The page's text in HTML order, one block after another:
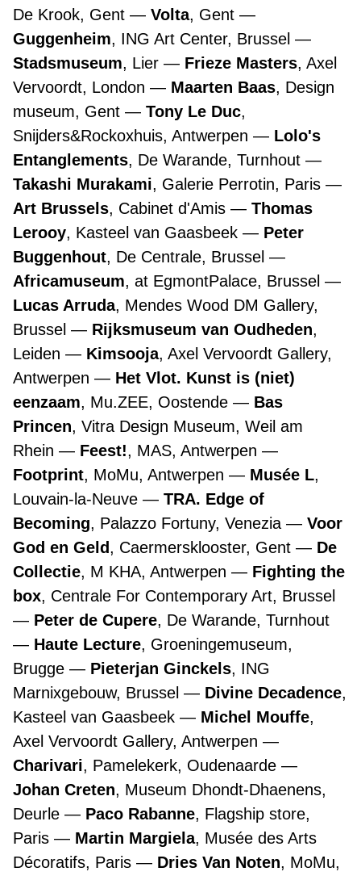
De Krook, Gent
Volta, Gent
Guggenheim, ING Art Center, Brussel
Stadsmuseum, Lier Frieze Masters, Axel
Vervoordt, London
Maarten Baas, Design
museum, Gent
Tony Le Duc,
Snijders&Rockoxhuis, Antwerpen
Lolo's
Entanglements, De Warande, Turnhout
Takashi Murakami, Galerie Perrotin, Paris
Art Brussels, Cabinet d'Amis
Thomas
Lerooy, Kasteel van Gaasbeek
Peter
Buggenhout, De Centrale, Brussel
Africamuseum, at EgmontPalace, Brussel
Lucas Arruda, Mendes Wood DM Gallery,
Brussel
Rijksmuseum van Oudheden,
Leiden
Kimsooja, Axel Vervoordt Gallery,
Antwerpen
Het Vlot. Kunst is (niet)
eenzaam, Mu.ZEE, Oostende
Bas
Princen, Vitra Design Museum, Weil am
Rhein
Feest!, MAS, Antwerpen
Footprint, MoMu, Antwerpen Musée L,
Louvain-la-Neuve
TRA. Edge of
Becoming, Palazzo Fortuny, Venezia
Voor
God en Geld, Caermersklooster, Gent
De
Collectie, M KHA, Antwerpen
Fighting the
box, Centrale For Contemporary Art, Brussel
Peter de Cupere, De Warande, Turnhout
Haute Lecture, Groeningemuseum,
Brugge
Pieterjan Ginckels, ING
Marnixgebouw, Brussel
Divine Decadence,
Kasteel van Gaasbeek
Michel Mouffe,
Axel Vervoordt Gallery, Antwerpen
Charivari, Pamelekerk, Oudenaarde
Johan Creten, Museum Dhondt-Dhaenens,
Deurle
Paco Rabanne, Flagship store,
Paris
Martin Margiela, Musée des Arts
Décoratifs, Paris
Dries Van Noten, MoMu,